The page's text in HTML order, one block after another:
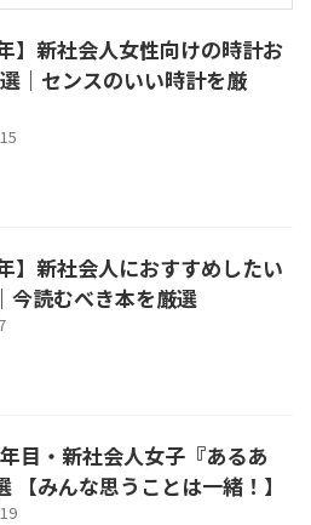
】新社会人女性向けの時計お
｜センスのいい時計を厳
】新社会人におすすめしたい
今読むべき本を厳選
目・新社会人女子『あるあ
【みんな思うことは一緒！】